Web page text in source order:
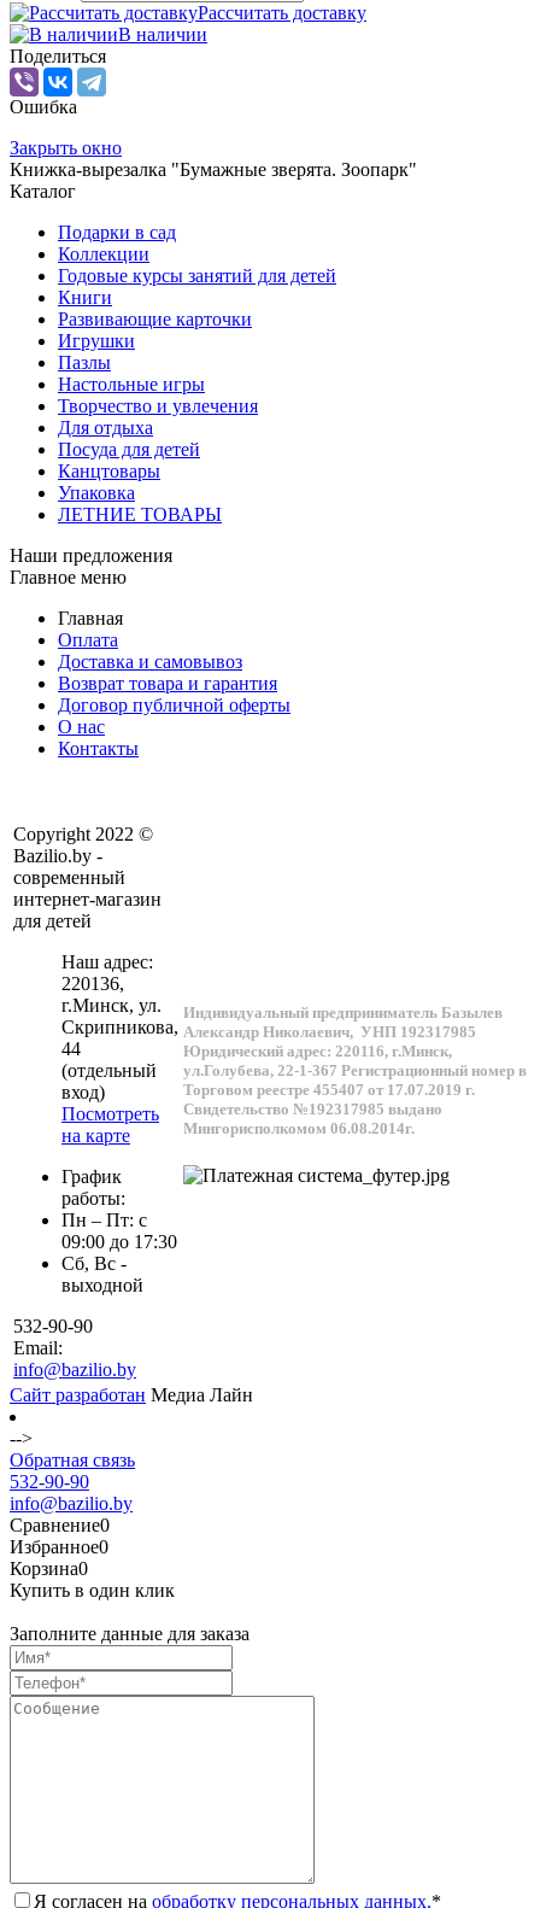
Рассчитать доставку
В наличии
Поделиться
Ошибка
Закрыть окно
Книжка-вырезалка "Бумажные зверята. Зоопарк"
Каталог
Подарки в сад
Коллекции
Годовые курсы занятий для детей
Книги
Развивающие карточки
Игрушки
Пазлы
Настольные игры
Творчество и увлечения
Для отдыха
Посуда для детей
Канцтовары
Упаковка
ЛЕТНИЕ ТОВАРЫ
Наши предложения
Главное меню
Главная
Оплата
Доставка и самовывоз
Возврат товара и гарантия
Договор публичной оферты
О нас
Контакты
Copyright 2022 ©
Bazilio.by -
современный
интернет-магазин
для детей
Наш адрес:
220136,
г.Минск, ул.
Скрипникова,
44
(отдельный
вход)
Посмотреть
на карте
График
работы:
Пн – Пт: с
09:00 до 17:30
Сб, Вс -
выходной
532-90-90
Email:
info@bazilio.by
Индивидуальный предприниматель Базылев
Александр Николаевич, УНП 192317985
Юридический адрес: 220116, г.Минск,
ул.Голубева, 22-1-367 Регистрационный номер в
Торговом реестре 455407 от 17.07.2019 г.
Свидетельство №192317985 выдано
Мингорисполкомом 06.08.2014г.
Сайт разработан Медиа Лайн
-->
Обратная связь
532-90-90
info@bazilio.by
Сравнение0
Избранное0
Корзина0
Купить в один клик
Заполните данные для заказа
Я согласен на обработку персональных данных.*